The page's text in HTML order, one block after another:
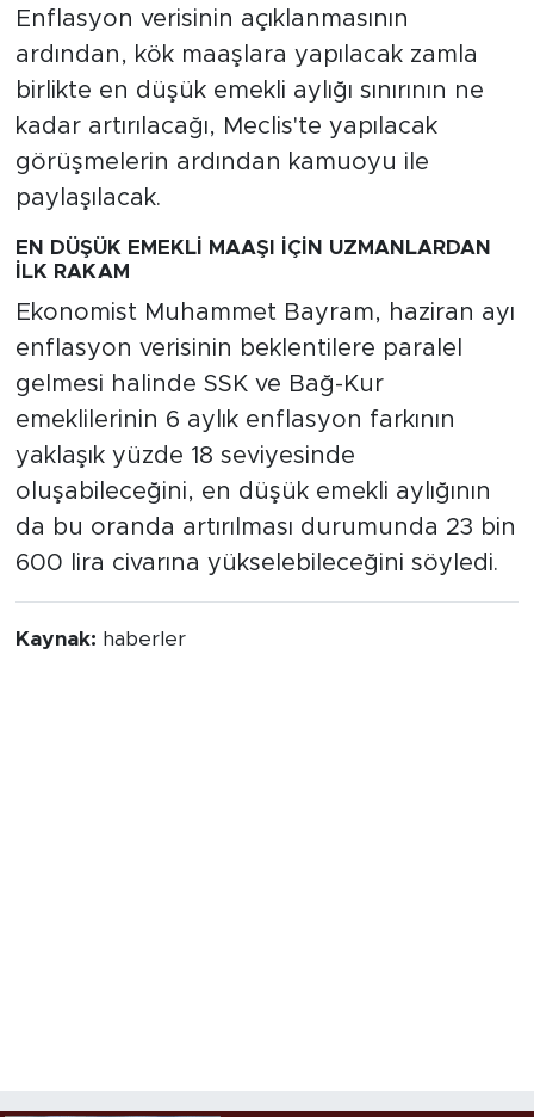
Enflasyon verisinin açıklanmasının
ardından, kök maaşlara yapılacak zamla
birlikte en düşük emekli aylığı sınırının ne
kadar artırılacağı, Meclis'te yapılacak
görüşmelerin ardından kamuoyu ile
paylaşılacak.
EN DÜŞÜK EMEKLİ MAAŞI İÇİN UZMANLARDAN
İLK RAKAM
Ekonomist Muhammet Bayram, haziran ayı
enflasyon verisinin beklentilere paralel
gelmesi halinde SSK ve Bağ-Kur
emeklilerinin 6 aylık enflasyon farkının
yaklaşık yüzde 18 seviyesinde
oluşabileceğini, en düşük emekli aylığının
da bu oranda artırılması durumunda 23 bin
600 lira civarına yükselebileceğini söyledi.
Kaynak: haberler